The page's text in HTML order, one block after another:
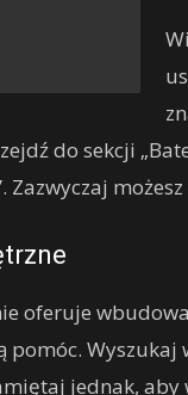
do sekcji
Zazwyczaj
oferuje
pomóc.
jednak,